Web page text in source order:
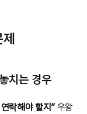
치는 경우
락해야 할지” 우왕